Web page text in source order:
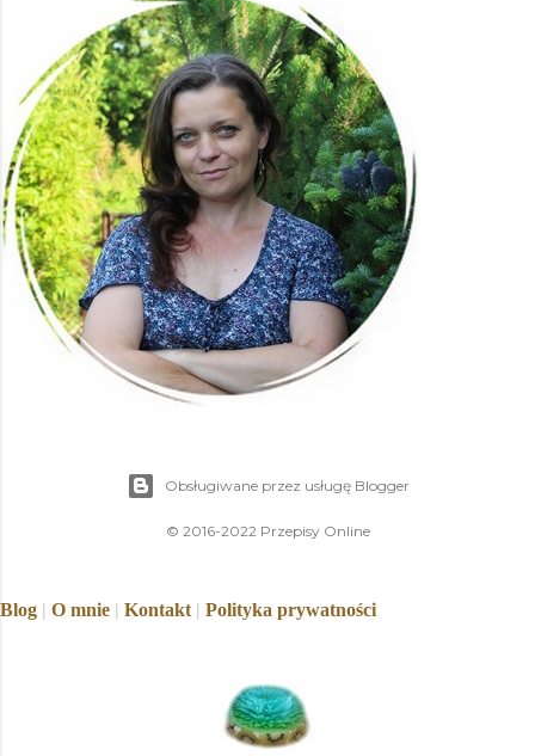
Obsługiwane przez usługę Blogger
© 2016-2022 Przepisy Online
Blog | O mnie | Kontakt | Polityka prywatności